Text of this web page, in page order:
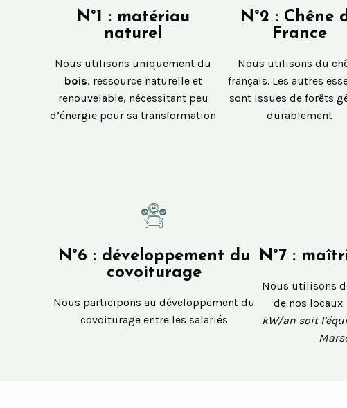
N°1 : matériau
naturel
Nous utilisons uniquement du
bois, ressource naturelle et
renouvelable, nécessitant peu
d’énergie pour sa transformation
N°2 : Chêne
France
Nous utilisons du
français. Les autres
sont issues de forêts
durablement
N°6 : développement du
covoiturage
Nous participons au développement du
covoiturage entre les salariés
N°7 :
Nous utilisons
de nos locaux
kW/an soit